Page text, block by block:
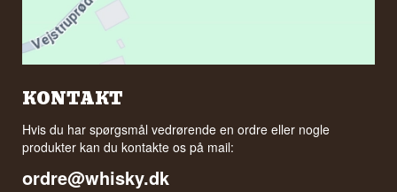
KONTAKT
Hvis du har spørgsmål vedrørende en ordre eller nogle
produkter kan du kontakte os på mail:
ordre@whisky.dk